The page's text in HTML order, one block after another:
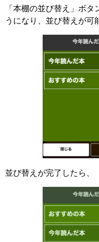
「本棚の並び替え」ボ
うになり、並び替えが可
並び替えが完了したら、